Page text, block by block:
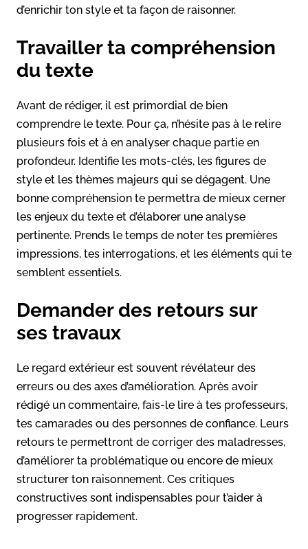
d’enrichir ton style et ta façon de raisonner.
Travailler ta compréhension
du texte
Avant de rédiger, il est primordial de bien
comprendre le texte. Pour ça, n’hésite pas à le relire
plusieurs fois et à en analyser chaque partie en
profondeur. Identifie les mots-clés, les figures de
style et les thèmes majeurs qui se dégagent. Une
bonne compréhension te permettra de mieux cerner
les enjeux du texte et d’élaborer une analyse
pertinente. Prends le temps de noter tes premières
impressions, tes interrogations, et les éléments qui te
semblent essentiels.
Demander des retours sur
ses travaux
Le regard extérieur est souvent révélateur des
erreurs ou des axes d’amélioration. Après avoir
rédigé un commentaire, fais-le lire à tes professeurs,
tes camarades ou des personnes de confiance. Leurs
retours te permettront de corriger des maladresses,
d’améliorer ta problématique ou encore de mieux
structurer ton raisonnement. Ces critiques
constructives sont indispensables pour t’aider à
progresser rapidement.